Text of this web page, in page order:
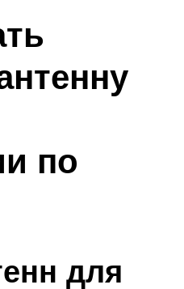
по
для